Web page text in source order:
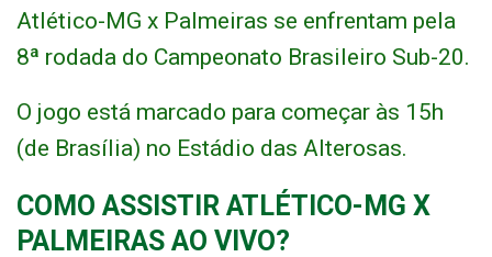
Atlético-MG x Palmeiras se enfrentam pela
8ª rodada do Campeonato Brasileiro Sub-20.
O jogo está marcado para começar às 15h
(de Brasília) no Estádio das Alterosas.
COMO ASSISTIR ATLÉTICO-MG X
PALMEIRAS AO VIVO?